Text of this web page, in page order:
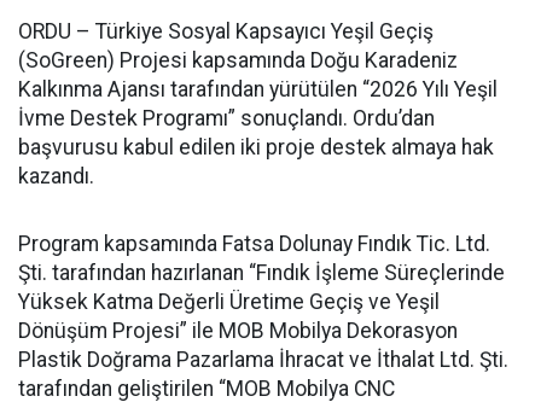
ORDU – Türkiye Sosyal Kapsayıcı Yeşil Geçiş
(SoGreen) Projesi kapsamında Doğu Karadeniz
Kalkınma Ajansı tarafından yürütülen “2026 Yılı Yeşil
İvme Destek Programı” sonuçlandı. Ordu’dan
başvurusu kabul edilen iki proje destek almaya hak
kazandı.
Program kapsamında Fatsa Dolunay Fındık Tic. Ltd.
Şti. tarafından hazırlanan “Fındık İşleme Süreçlerinde
Yüksek Katma Değerli Üretime Geçiş ve Yeşil
Dönüşüm Projesi” ile MOB Mobilya Dekorasyon
Plastik Doğrama Pazarlama İhracat ve İthalat Ltd. Şti.
tarafından geliştirilen “MOB Mobilya CNC